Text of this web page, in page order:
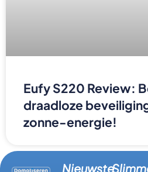
Eufy S220 Review:
draadloze
zonne-energie!
Nieuwste